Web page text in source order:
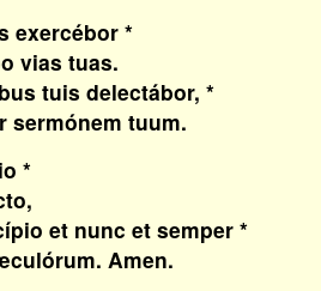
exercébor *
vias tuas.
tuis delectábor, *
tuum.
*
et nunc et semper *
Amen.